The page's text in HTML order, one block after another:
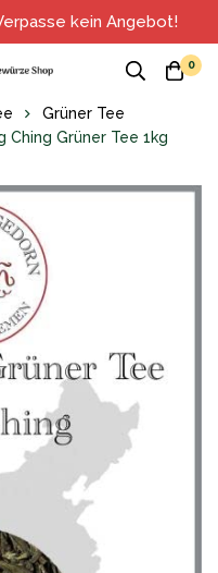
kein Angebot!
0
Grüner Tee
Ching Grüner Tee 1kg